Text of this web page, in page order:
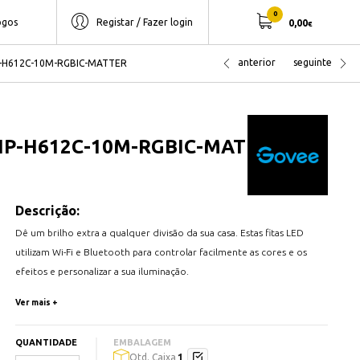
Registar / Fazer login
0
0,00€
10M-RGBIC-MATTER anterior seguinte
H612C-10M-RGBIC-MATTER
Descrição:
Dê um brilho extra a qualquer divisão da sua casa. Estas fitas LED
utilizam Wi-Fi e Bluetooth para controlar facilmente as cores e os
efeitos e personalizar a sua iluminação.
- Controlo de voz mãos-livres
Ver mais +
QUANTIDADE EMBALAGEM
Qtd. Caixa 1